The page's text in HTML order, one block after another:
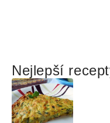
Nejlepší